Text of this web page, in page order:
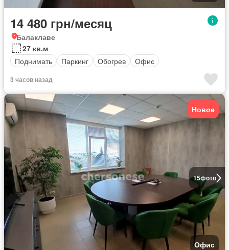
14 480 грн/месяц
Балаклаве
27 кв.м
Поднимать
Паркинг Обогрев Офис
3 часов назад
15фото
Новое
Офис